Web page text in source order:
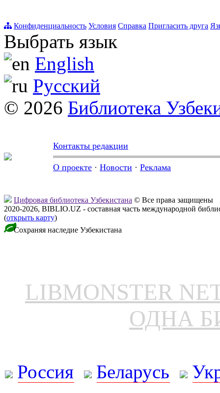
Конфиденциальность Условия Справка Пригласить друга
Выбрать язык
English
Русский
© 2026 Библиотека
Контакты редакции
О проекте · Новости · Реклама
Цифровая библиотека Узбекистана © Все права защищены
2020-2026, BIBLIO.UZ - составная часть международной
(открыть карту)
Сохраняя наследие Узбекистана
LIBMONSTER
ОДНА
Россия Беларусь